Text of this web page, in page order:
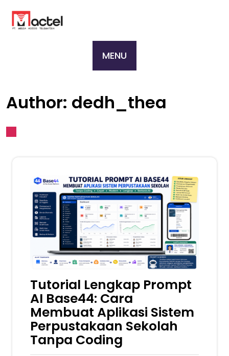
content
MENU
Author: dedh_thea
Tutorial Lengkap Prompt
AI Base44: Cara
Membuat Aplikasi Sistem
Perpustakaan Sekolah
Tanpa Coding